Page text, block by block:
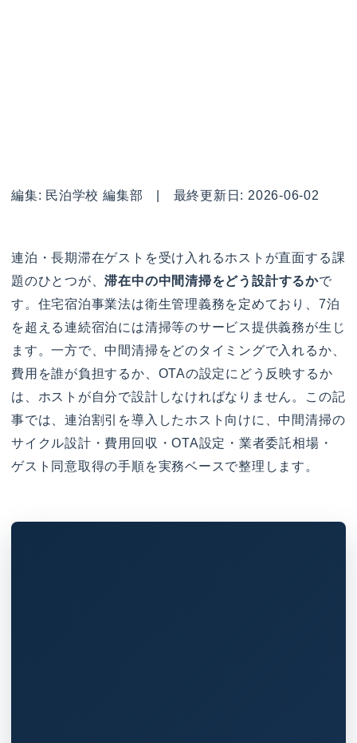
編集: 民泊学校 編集部 | 最終更新日: 2026-06-02
連泊・長期滞在ゲストを受け入れるホストが直面する課
題のひとつが、滞在中の中間清掃をどう設計するかで
す。住宅宿泊事業法は衛生管理義務を定めており、7泊
を超える連続宿泊には清掃等のサービス提供義務が生じ
ます。一方で、中間清掃をどのタイミングで入れるか、
費用を誰が負担するか、OTAの設定にどう反映するか
は、ホストが自分で設計しなければなりません。この記
事では、連泊割引を導入したホスト向けに、中間清掃の
サイクル設計・費用回収・OTA設定・業者委託相場・
ゲスト同意取得の手順を実務ベースで整理します。